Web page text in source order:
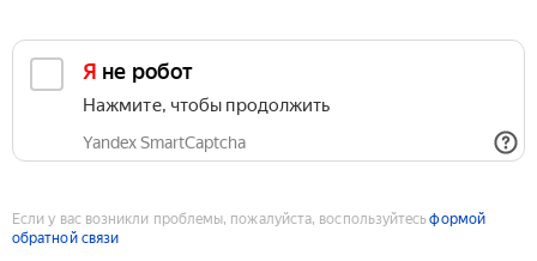
Я не робот
Нажмите, чтобы продолжить
Yandex SmartCaptcha
Если у вас возникли проблемы, пожалуйста, воспользуйтесьформой
обратной связи